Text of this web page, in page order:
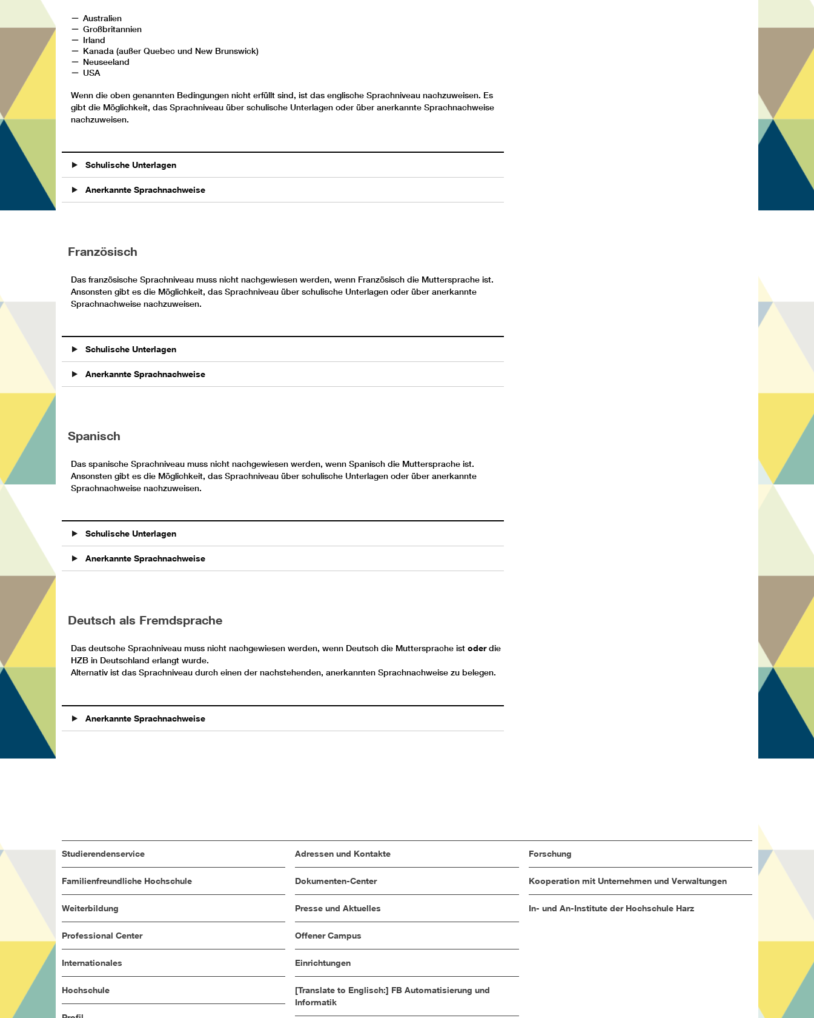
Australien
Großbritannien
Irland
Kanada (außer Quebec und New Brunswick)
Neuseeland
USA
Wenn die oben genannten Bedingungen nicht erfüllt sind, ist das englische Sprachniveau nachzuweisen. Es
gibt die Möglichkeit, das Sprachniveau über schulische Unterlagen oder über anerkannte Sprachnachweise
nachzuweisen.
Schulische Unterlagen
Anerkannte Sprachnachweise
Französisch
Das französische Sprachniveau muss nicht nachgewiesen werden, wenn Französisch die Muttersprache ist.
Ansonsten gibt es die Möglichkeit, das Sprachniveau über schulische Unterlagen oder über anerkannte
Sprachnachweise nachzuweisen.
Schulische Unterlagen
Anerkannte Sprachnachweise
Spanisch
Das spanische Sprachniveau muss nicht nachgewiesen werden, wenn Spanisch die Muttersprache ist.
Ansonsten gibt es die Möglichkeit, das Sprachniveau über schulische Unterlagen oder über anerkannte
Sprachnachweise nachzuweisen.
Schulische Unterlagen
Anerkannte Sprachnachweise
Deutsch als Fremdsprache
Das deutsche Sprachniveau muss nicht nachgewiesen werden, wenn Deutsch die Muttersprache ist oderdie
HZB in Deutschland erlangt wurde.
Alternativ ist das Sprachniveau durch einen der nachstehenden, anerkannten Sprachnachweise zu belegen.
Anerkannte Sprachnachweise
Studierendenservice
Familienfreundliche Hochschule
Weiterbildung
Professional Center
Internationales
Hochschule
Adressen und Kontakte
Dokumenten-Center
Presse und Aktuelles
Offener Campus
Einrichtungen
[Translate to Englisch:] FB Automatisierung und
Informatik
Forschung
Kooperation mit Unternehmen und Verwaltungen
In- und An-Institute der Hochschule Harz